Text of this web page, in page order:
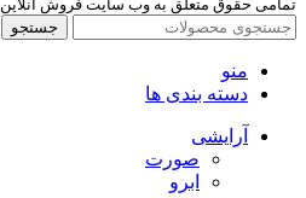
تمامی حقوق متعلق به وب سایت فروش آنلاین
جستجو
منو
دسته بندی ها
آرایشی
صورت
ابرو